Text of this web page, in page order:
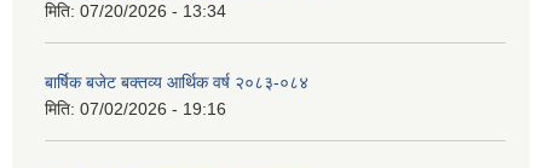
मिति: 07/20/2026 - 13:34
बार्षिक बजेट बक्तव्य आर्थिक वर्ष २०८३-०८४
मिति: 07/02/2026 - 19:16